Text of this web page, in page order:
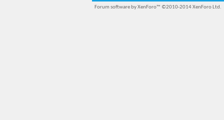
Forum software by XenForo™ ©2010-2014 XenForo Ltd.